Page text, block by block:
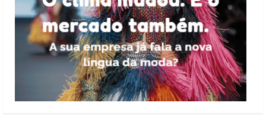
1
Renata Caixeta assume Movimento
Sou de Algodão
5 de agosto de 2026